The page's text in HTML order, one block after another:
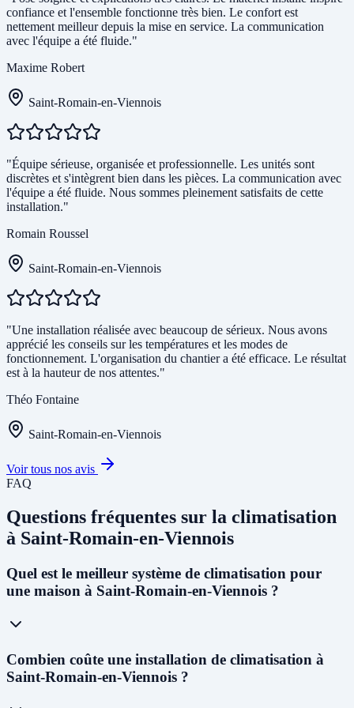
confiance et l'ensemble fonctionne très bien. Le confort est
nettement meilleur depuis la mise en service. La communication
avec l'équipe a été fluide."
Maxime Robert
Saint-Romain-en-Viennois
"Équipe sérieuse, organisée et professionnelle. Les unités sont
discrètes et s'intègrent bien dans les pièces. La communication avec
l'équipe a été fluide. Nous sommes pleinement satisfaits de cette
installation."
Romain Roussel
Saint-Romain-en-Viennois
"Une installation réalisée avec beaucoup de sérieux. Nous avons
apprécié les conseils sur les températures et les modes de
fonctionnement. L'organisation du chantier a été efficace. Le résultat
est à la hauteur de nos attentes."
Théo Fontaine
Saint-Romain-en-Viennois
Voir tous nos avis
FAQ
Questions fréquentes sur la climatisation
à Saint-Romain-en-Viennois
Quel est le meilleur système de climatisation pour
une maison à Saint-Romain-en-Viennois ?
À Saint-Romain-en-Viennois, avec leclimat méditerranéen et les
étés chauds
(dépassant souvent 35°C), nous recommandons une
PAC air-air réversible multi-split pour les maisons individuelles.
Combien coûte une installation de climatisation à
Saint-Romain-en-Viennois ?